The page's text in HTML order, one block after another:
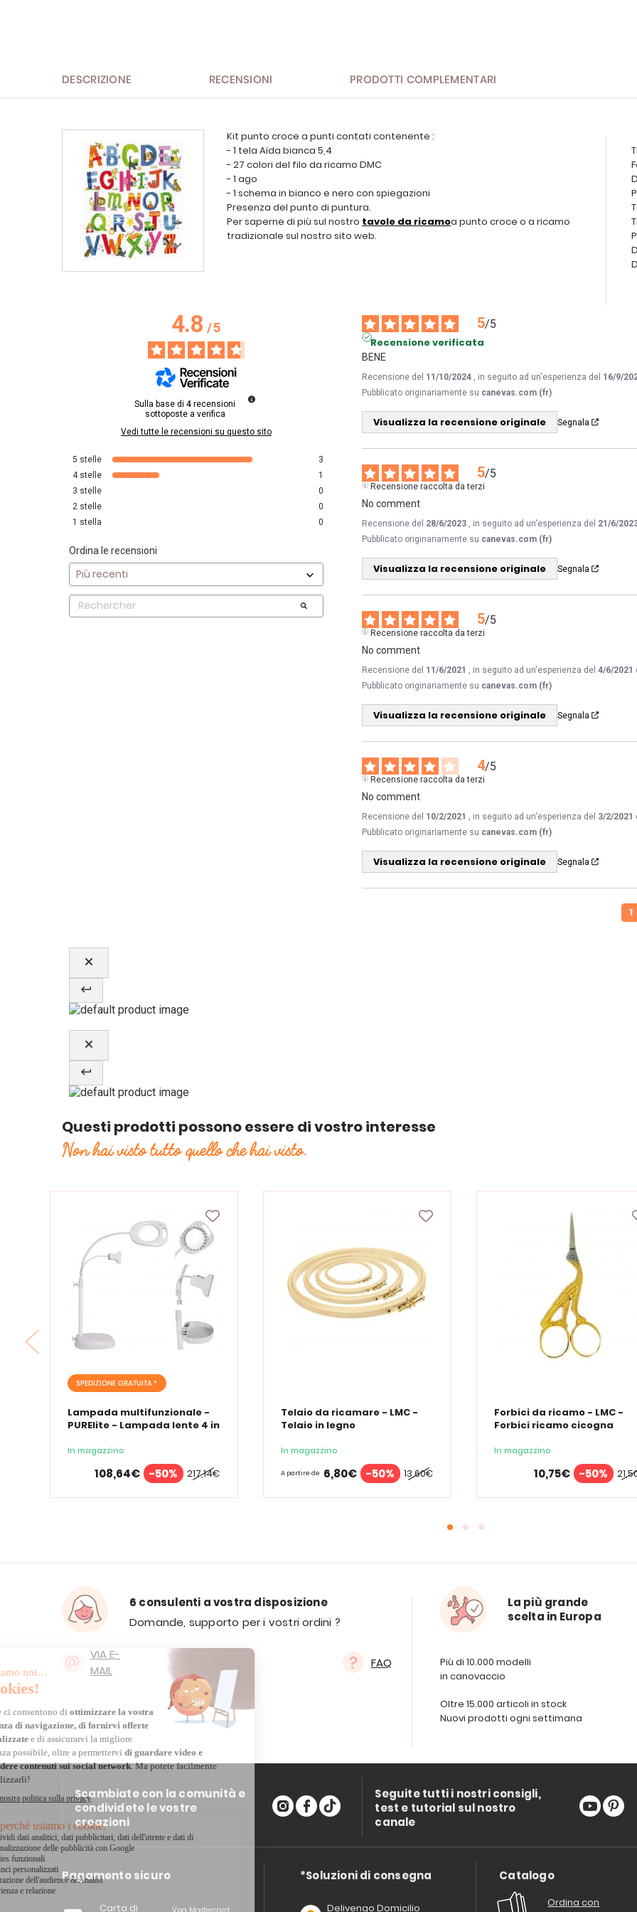
DESCRIZIONE RECENSIONI PRODOTTI COMPLEMENTARI
Kit punto croce a punti contati contenente :
- 1 tela Aïda bianca 5,4
- 27 colori del filo da ricamo DMC
- 1 ago
- 1 schema in bianco e nero con spiegazioni
Presenza del punto di puntura.
Per saperne di più sul nostro tavole da ricamoa punto croce o a ricamo
tradizionale sul nostro sito web.
4.8/5
Sulla base di 4 recensioni
sottoposte a verifica
Vedi tutte le recensioni su questo sito
5 stelle
3
4 stelle
1
3 stelle
0
2 stelle
0
1 stella 0
Ordina le recensioni
5/5
Recensione verificata
BENE
Recensione del 11/10/2024 , in seguito ad un'esperienza del 16/9/
Pubblicato originariamente su canevas.com (fr)
Visualizza la recensione originale Segnala
5/5
Recensione raccolta da terzi
No comment
Recensione del 28/6/2023 , in seguito ad un'esperienza del 21/6/
Pubblicato originariamente su canevas.com (fr)
Visualizza la recensione originale Segnala
5/5
Recensione raccolta da terzi
No comment
Recensione del 11/6/2021 , in seguito ad un'esperienza del 4/6/2021
Pubblicato originariamente su canevas.com (fr)
Visualizza la recensione originale Segnala
4/5
Recensione raccolta da terzi
No comment
Recensione del 10/2/2021 , in seguito ad un'esperienza del 3/2/2021
Pubblicato originariamente su canevas.com (fr)
Visualizza la recensione originale Segnala
1
Questi prodotti possono essere di vostro interesse
Non hai visto tutto quello che hai visto.
SPEDIZIONE GRATUITA *
Lampada multifunzionale -
PURElite - Lampada lente 4 in
In magazzino
217,14€
108,64€ -50%
Telaio da ricamare - LMC -
Telaio in legno
In magazzino
13,60€
A partire de 6,80€ -50%
Forbici da ricamo - LMC -
Forbici ricamo cicogna
In magazzino
10,75€ -50%
6 consulenti a vostra disposizione
Domande, supporto per i vostri ordini ?
VIA E-
MAIL
FAQ
La più grande
scelta in Europa
Più di 10.000 modelli
in canovaccio
Oltre 15.000 articoli in stock
Nuovi prodotti ogni settimana
Scambiate con la comunità e
condividete le vostre
creazioni
Seguite tutti i nostri consigli,
test e tutorial sul nostro
canale
Pagamento sicuro
Carta di
*Soluzioni di consegna
Delivengo Domicilio
Catalogo
Ordina con